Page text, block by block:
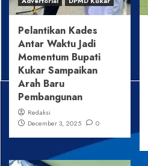
Pelantikan Kades
Antar Waktu Jadi
Momentum Bupati
Kukar Sampaikan
Arah Baru
Pembangunan
Redaksi
December 3, 2025
0